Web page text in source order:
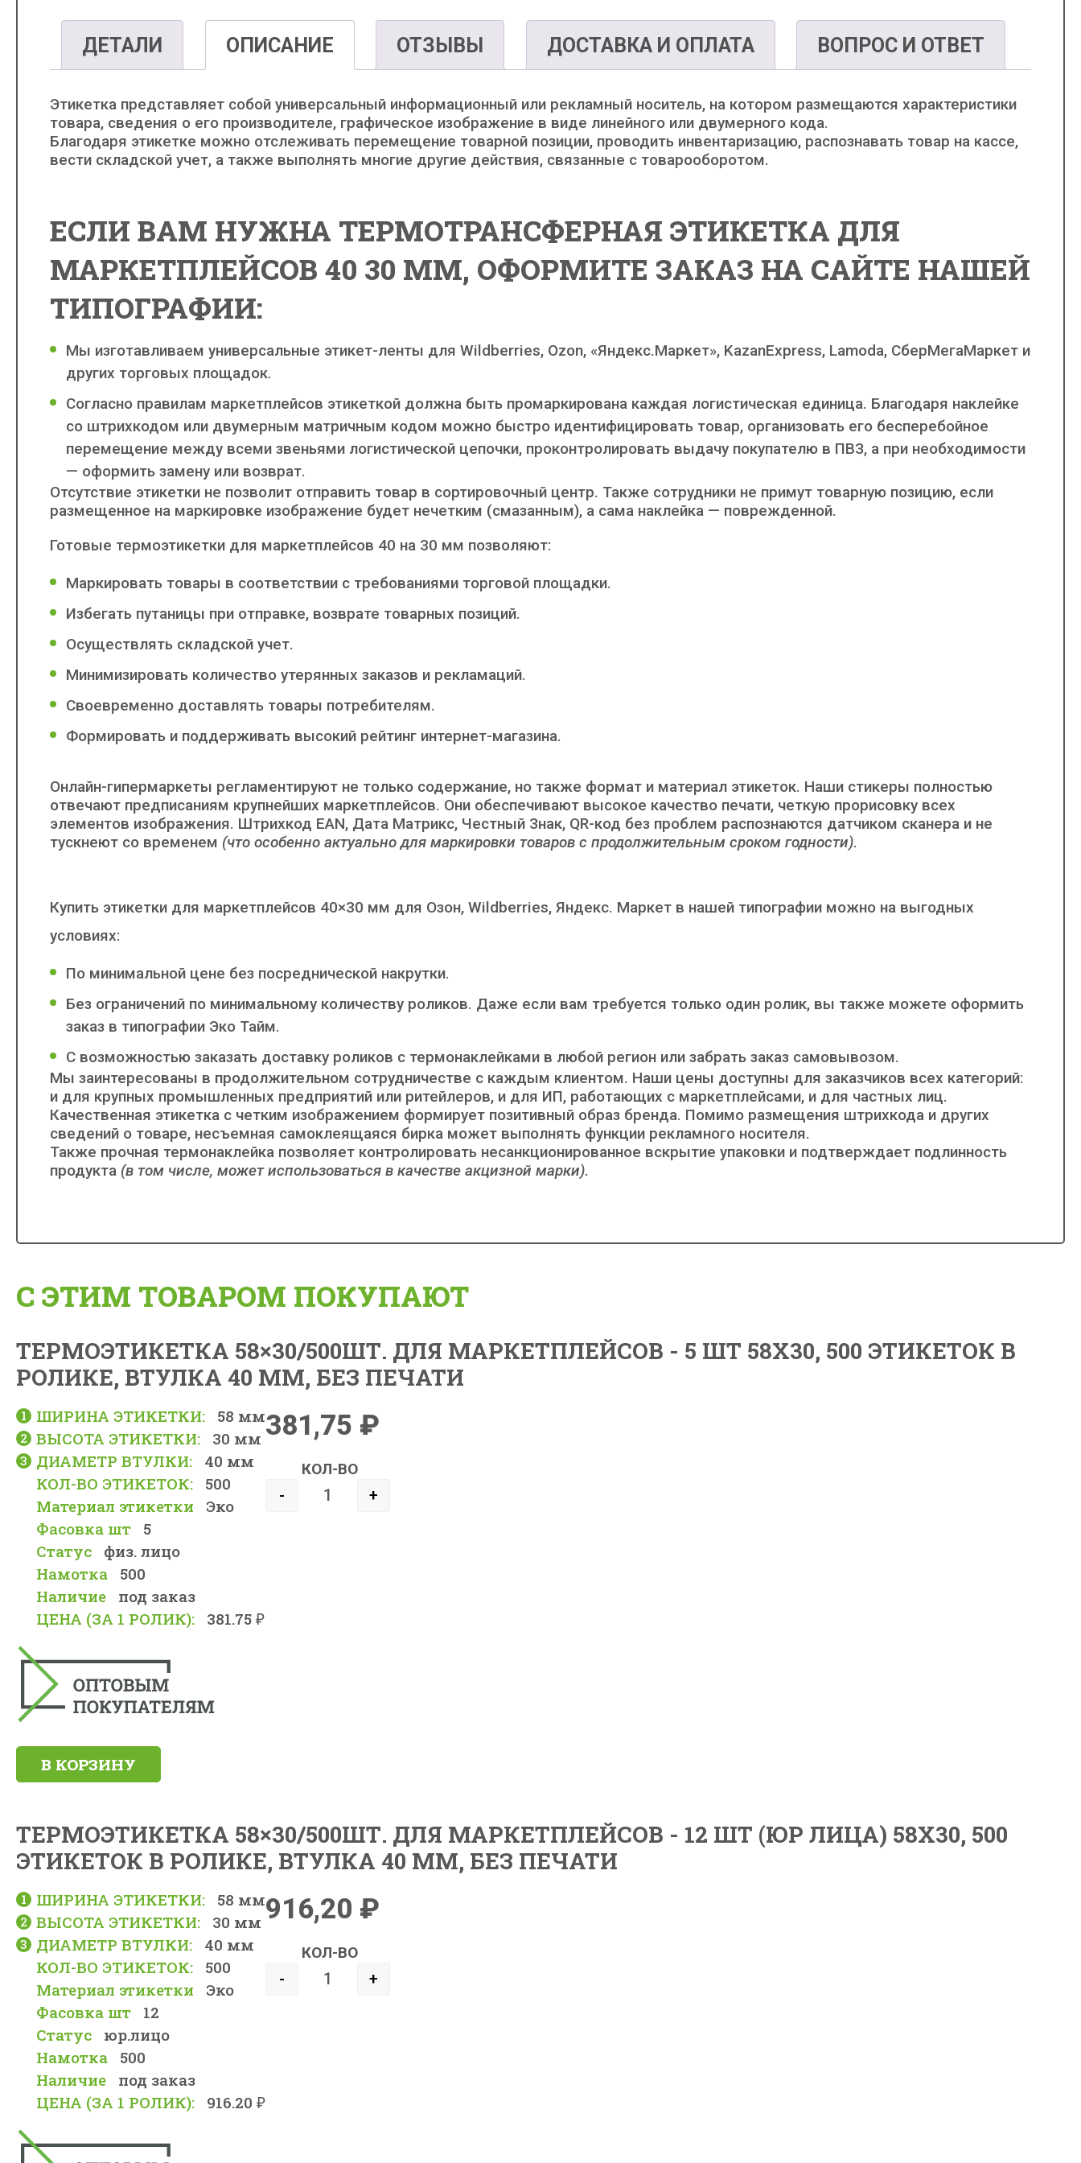
ДЕТАЛИ ОПИСАНИЕ ОТЗЫВЫ ДОСТАВКА И ОПЛАТА ВОПРОС И ОТВЕТ
Этикетка представляет собой универсальный информационный или рекламный носитель, на котором размещаются характеристики
товара, сведения о его производителе, графическое изображение в виде линейного или двумерного кода.
Благодаря этикетке можно отслеживать перемещение товарной позиции, проводить инвентаризацию, распознавать товар на кассе,
вести складской учет, а также выполнять многие другие действия, связанные с товарооборотом.
ЕСЛИ ВАМ НУЖНА ТЕРМОТРАНСФЕРНАЯ ЭТИКЕТКА ДЛЯ
МАРКЕТПЛЕЙСОВ 40 30 ММ, ОФОРМИТЕ ЗАКАЗ НА САЙТЕ НАШЕЙ
ТИПОГРАФИИ:
Мы изготавливаем универсальные этикет-ленты для Wildberries, Ozon, «Яндекс.Маркет», KazanExpress, Lamoda, СберМегаМаркет и
других торговых площадок.
Согласно правилам маркетплейсов этикеткой должна быть промаркирована каждая логистическая единица. Благодаря наклейке
со штрихкодом или двумерным матричным кодом можно быстро идентифицировать товар, организовать его бесперебойное
перемещение между всеми звеньями логистической цепочки, проконтролировать выдачу покупателю в ПВЗ, а при необходимости
— оформить замену или возврат.
Отсутствие этикетки не позволит отправить товар в сортировочный центр. Также сотрудники не примут товарную позицию, если
размещенное на маркировке изображение будет нечетким (смазанным), а сама наклейка — поврежденной.
Готовые термоэтикетки для маркетплейсов 40 на 30 мм позволяют:
Маркировать товары в соответствии с требованиями торговой площадки.
Избегать путаницы при отправке, возврате товарных позиций.
Осуществлять складской учет.
Минимизировать количество утерянных заказов и рекламаций.
Своевременно доставлять товары потребителям.
Формировать и поддерживать высокий рейтинг интернет-магазина.
Онлайн-гипермаркеты регламентируют не только содержание, но также формат и материал этикеток. Наши стикеры полностью
отвечают предписаниям крупнейших маркетплейсов. Они обеспечивают высокое качество печати, четкую прорисовку всех
элементов изображения. Штрихкод EAN, Дата Матрикс, Честный Знак, QR-код без проблем распознаются датчиком сканера и не
тускнеют со временем (что особенно актуально для маркировки товаров с продолжительным сроком годности).
Купить этикетки для маркетплейсов 40×30 мм для Озон, Wildberries, Яндекс. Маркет в нашей типографии можно на выгодных
условиях:
По минимальной цене без посреднической накрутки.
Без ограничений по минимальному количеству роликов. Даже если вам требуется только один ролик, вы также можете оформить
заказ в типографии Эко Тайм.
С возможностью заказать доставку роликов с термонаклейками в любой регион или забрать заказ самовывозом.
Мы заинтересованы в продолжительном сотрудничестве с каждым клиентом. Наши цены доступны для заказчиков всех категорий:
и для крупных промышленных предприятий или ритейлеров, и для ИП, работающих с маркетплейсами, и для частных лиц.
Качественная этикетка с четким изображением формирует позитивный образ бренда. Помимо размещения штрихкода и других
сведений о товаре, несъемная самоклеящаяся бирка может выполнять функции рекламного носителя.
Также прочная термонаклейка позволяет контролировать несанкционированное вскрытие упаковки и подтверждает подлинность
продукта (в том числе, может использоваться в качестве акцизной марки).
C ЭТИМ ТОВАРОМ ПОКУПАЮТ
ТЕРМОЭТИКЕТКА 58×30/500ШТ. ДЛЯ МАРКЕТПЛЕЙСОВ - 5 ШТ 58X30, 500 ЭТИКЕТОК В
РОЛИКЕ, ВТУЛКА 40 ММ, БЕЗ ПЕЧАТИ
ШИРИНА ЭТИКЕТКИ:
58 мм
ВЫСОТА ЭТИКЕТКИ:
30 мм
ДИАМЕТР ВТУЛКИ:
40 мм
КОЛ-ВО ЭТИКЕТОК:
500
Материал этикетки
Эко
Фасовка шт
5
Статус
физ. лицо
Намотка
500
Наличие
под заказ
ЦЕНА (ЗА 1 РОЛИК):
381.75 ₽
381,75 ₽
КОЛ-ВО
- +
В КОРЗИНУ
ТЕРМОЭТИКЕТКА 58×30/500ШТ. ДЛЯ МАРКЕТПЛЕЙСОВ - 12 ШТ (ЮР ЛИЦА) 58X30, 500
ЭТИКЕТОК В РОЛИКЕ, ВТУЛКА 40 ММ, БЕЗ ПЕЧАТИ
ШИРИНА ЭТИКЕТКИ:
58 мм
ВЫСОТА ЭТИКЕТКИ:
30 мм
ДИАМЕТР ВТУЛКИ:
40 мм
КОЛ-ВО ЭТИКЕТОК:
500
Материал этикетки
Эко
Фасовка шт
12
Статус
юр.лицо
Намотка
500
Наличие
под заказ
ЦЕНА (ЗА 1 РОЛИК):
916.20 ₽
916,20 ₽
КОЛ-ВО
- +